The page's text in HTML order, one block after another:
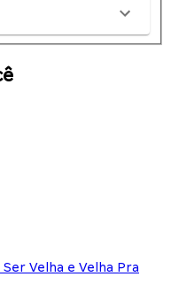
Velha e Velha Pra